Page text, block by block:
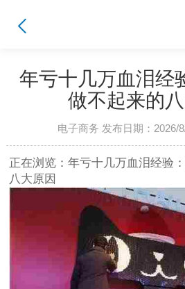
年亏十几万血泪经
做不起来的
电子商务 发布日期：2026/
正在浏览：年亏十几万血泪经验
八大原因